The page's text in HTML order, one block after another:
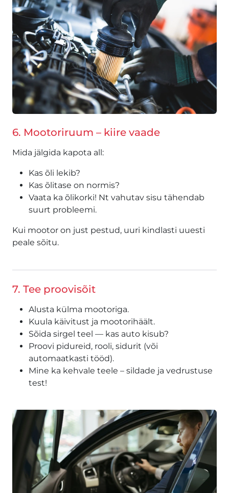
6. Mootoriruum – kiire vaade
Mida jälgida kapota all:
Kas õli lekib?
Kas õlitase on normis?
Vaata ka õlikorki! Nt vahutav sisu tähendab
suurt probleemi.
Kui mootor on just pestud, uuri kindlasti uuesti
peale sõitu.
7. Tee proovisõit
Alusta külma mootoriga.
Kuula käivitust ja mootorihäält.
Sõida sirgel teel — kas auto kisub?
Proovi pidureid, rooli, sidurit (või
automaatkasti tööd).
Mine ka kehvale teele – sildade ja vedrustuse
test!